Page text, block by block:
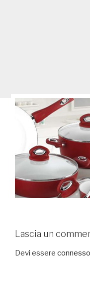
Lascia un
Devi essere connesso